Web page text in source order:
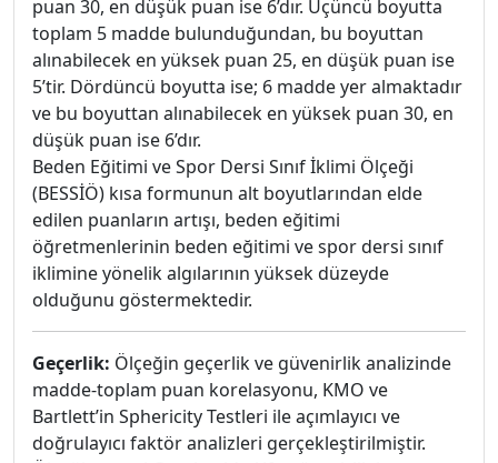
puan 30, en düşük puan ise 6’dır. Üçüncü boyutta
toplam 5 madde bulunduğundan, bu boyuttan
alınabilecek en yüksek puan 25, en düşük puan ise
5’tir. Dördüncü boyutta ise; 6 madde yer almaktadır
ve bu boyuttan alınabilecek en yüksek puan 30, en
düşük puan ise 6’dır.
Beden Eğitimi ve Spor Dersi Sınıf İklimi Ölçeği
(BESSİÖ) kısa formunun alt boyutlarından elde
edilen puanların artışı, beden eğitimi
öğretmenlerinin beden eğitimi ve spor dersi sınıf
iklimine yönelik algılarının yüksek düzeyde
olduğunu göstermektedir.
Geçerlik: Ölçeğin geçerlik ve güvenirlik analizinde
madde-toplam puan korelasyonu, KMO ve
Bartlett’in Sphericity Testleri ile açımlayıcı ve
doğrulayıcı faktör analizleri gerçekleştirilmiştir.